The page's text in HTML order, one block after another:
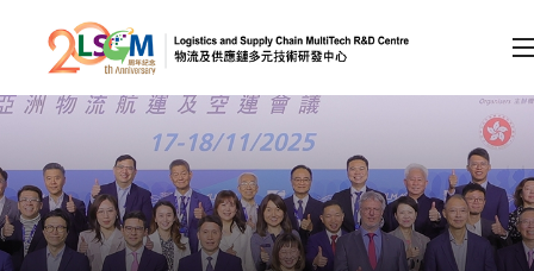
跳到内容（按回车键）
会员登录
A A EN 繁 简